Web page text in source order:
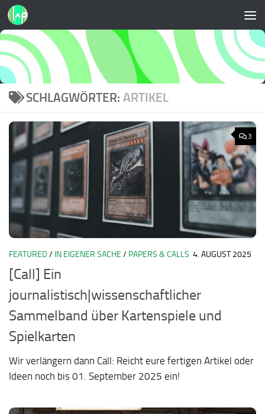
Zum Inhalt springen
SCHLAGWÖRTER: ARTIKEL
3
FEATURED/ IN EIGENER SACHE / PAPERS & CALLS 4. AUGUST 2025
[Call] Ein
journalistisch|wissenschaftlicher
Sammelband über Kartenspiele und
Spielkarten
Wir verlängern dann Call: Reicht eure fertigen Artikel oder
Ideen noch bis 01. September 2025 ein!